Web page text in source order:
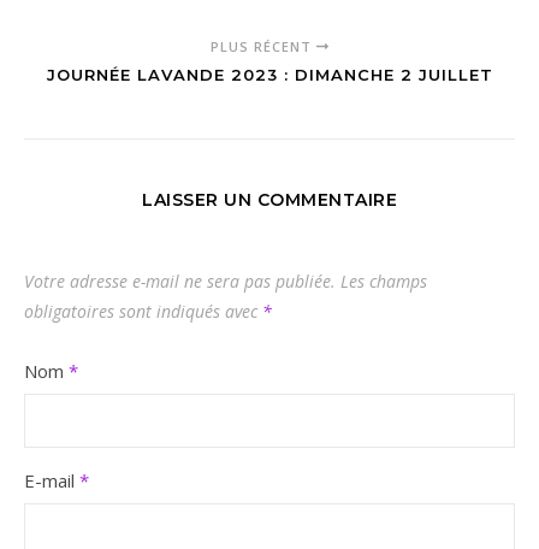
PLUS RÉCENT
JOURNÉE LAVANDE 2023 : DIMANCHE 2 JUILLET
LAISSER UN COMMENTAIRE
Votre adresse e-mail ne sera pas publiée. Les champs
obligatoires sont indiqués avec *
Nom *
E-mail *